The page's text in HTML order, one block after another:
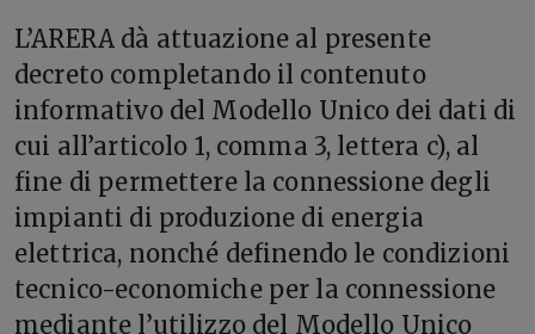
L’ARERA dà attuazione al presente
decreto completando il contenuto
informativo del Modello Unico dei dati di
cui all’articolo 1, comma 3, lettera c), al
fine di permettere la connessione degli
impianti di produzione di energia
elettrica, nonché definendo le condizioni
tecnico-economiche per la connessione
mediante l’utilizzo del Modello Unico